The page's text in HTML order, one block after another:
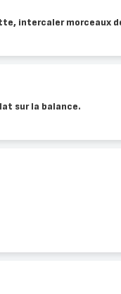
intercaler morceaux
sur la balance.